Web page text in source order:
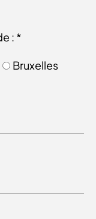
: *
Bruxelles